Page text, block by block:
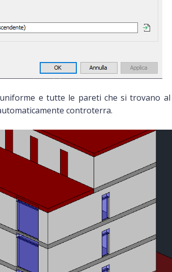
e tutte le pareti che si trovano
controterra.